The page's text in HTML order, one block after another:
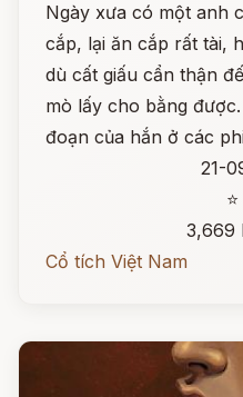
Ngày xưa có một anh
cắp, lại ăn cắp rất tài,
dù cất giấu cẩn thận
mò lấy cho bằng
đoạn của hắn ở các
21-
3,669
Cổ tích Việt Nam